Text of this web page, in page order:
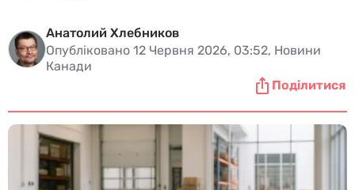
Анатолий Хлебников
Опубліковано 12 Червня 2026, 03:52, Новини
Канади
Поділитися